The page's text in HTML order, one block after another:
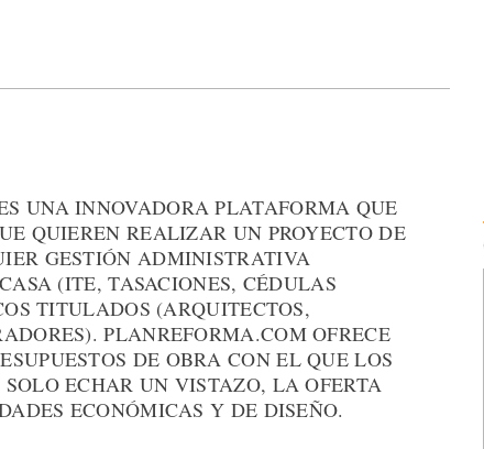
UNA INNOVADORA PLATAFORMA QUE
QUIEREN REALIZAR UN PROYECTO DE
GESTIÓN ADMINISTRATIVA
(ITE, TASACIONES, CÉDULAS
TITULADOS (ARQUITECTOS,
PLANREFORMA.COM OFRECE
DE OBRA CON EL QUE LOS
ECHAR UN VISTAZO, LA OFERTA
ECONÓMICAS Y DE DISEÑO.